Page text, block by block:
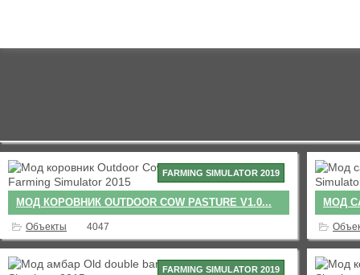
FARMING SIMULATOR 2019
МОД КОРОВНИК OUTDOOR COW PASTURE V1.0...
Объекты 4047
МОД
FARMING SIMULATOR 2019